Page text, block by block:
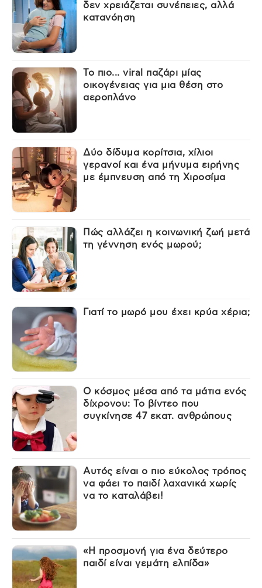
δεν χρειάζεται συνέπειες, αλλά
κατανόηση
Το πιο... viral παζάρι μίας
οικογένειας για μια θέση στο
αεροπλάνο
Δύο δίδυμα κορίτσια, χίλιοι
γερανοί και ένα μήνυμα ειρήνης
με έμπνευση από τη Χιροσίμα
Πώς αλλάζει η κοινωνική ζωή μετά
τη γέννηση ενός μωρού;
Γιατί το μωρό μου έχει κρύα χέρια;
Ο κόσμος μέσα από τα μάτια ενός
δίχρονου: Το βίντεο που
συγκίνησε 47 εκατ. ανθρώπους
Αυτός είναι ο πιο εύκολος τρόπος
να φάει το παιδί λαχανικά χωρίς
να το καταλάβει!
«Η προσμονή για ένα δεύτερο
παιδί είναι γεμάτη ελπίδα»